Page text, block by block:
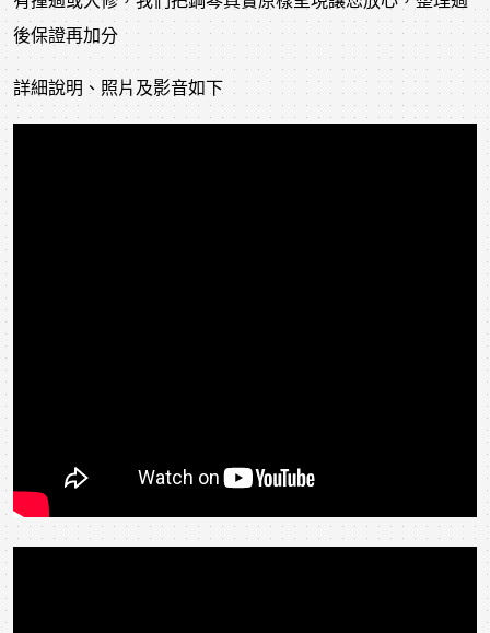
後保證再加分
詳細說明、照片及影音如下